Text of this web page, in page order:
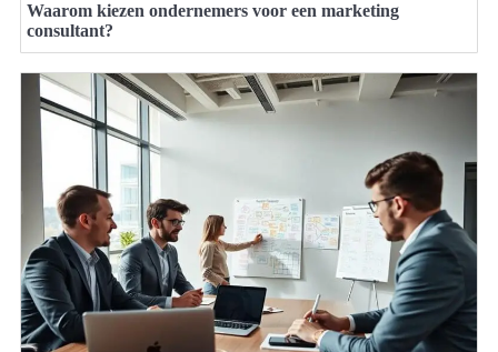
Waarom kiezen ondernemers voor een marketing
consultant?